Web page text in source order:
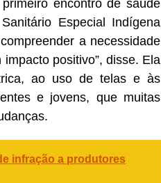
encontro de saúde
Especial Indígena
a necessidade
positivo”, disse. Ela
ao uso de telas e às
e jovens, que muitas
infração a produtores